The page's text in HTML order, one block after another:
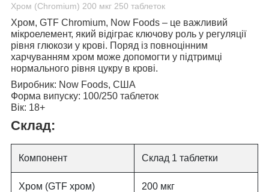
Хром (Chromium) 200 мкг 250 таблеток
Хром, GTF Chromium, Now Foods – це важливий
мікроелемент, який відіграє ключову роль у регуляції
рівня глюкози у крові. Поряд із повноцінним
харчуванням хром може допомогти у підтримці
нормального рівня цукру в крові.
Виробник: Now Foods, США
Форма випуску: 100/250 таблеток
Вік: 18+
Склад:
Компонент Склад 1 таблетки
Хром (GTF хром)
200 мкг